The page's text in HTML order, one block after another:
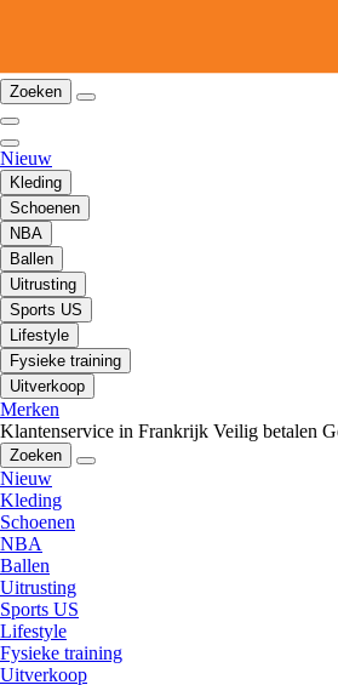
Zoeken
Nieuw
Kleding
Schoenen
NBA
Ballen
Uitrusting
Sports US
Lifestyle
Fysieke training
Uitverkoop
Merken
Klantenservice in Frankrijk Veilig betalen
Zoeken
Nieuw
Kleding
Schoenen
NBA
Ballen
Uitrusting
Sports US
Lifestyle
Fysieke training
Uitverkoop